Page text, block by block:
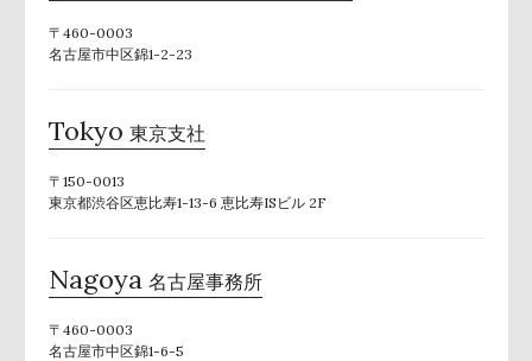
〒460-0003
名古屋市中区錦1-2-23
Tokyo 東京支社
〒150-0013
東京都渋谷区恵比寿1-13-6 恵比寿ISビル 2F
Nagoya 名古屋事務所
〒460-0003
名古屋市中区錦1-6-5